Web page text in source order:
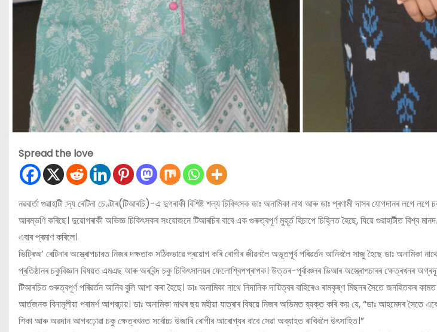
Spread the love
নৱবাৰ্তা গুৱাহাটী :দ্য ৰেটিনা চেণ্টাৰ(টিআৰচি)-এ দুগৰাকী বিশিষ্ট শল্য চিকিৎসক ডাঃ অনামিকা নাথ আৰু ডাঃ প্ৰণামী দাসৰ যোগদানৰ লগে
আৰম্ভণি কৰিছে। দুয়োগৰাকী অভিজ্ঞ চিকিৎসকৰ সংযোজনে টিআৰচিৰ বাবে এক গুৰুত্বপূৰ্ণ মুহূৰ্ত হিচাপে চিহ্নিত হৈছে, যিয়ে গুৱাহাটীত বিশ্ব
এবাৰ প্ৰমাণ কৰিলে।
ভিট্ৰিঅ’ ৰেটিনাৰ অস্ত্ৰোপচাৰত নিজৰ দক্ষতাক সঠিকভাৱে প্ৰয়োগ কৰি ৰোগীৰ জীৱনলৈ অভূতপূৰ্ব পৰিৱৰ্তন আনিবলৈ সাজু হৈছে ডাঃ অনামিকা
প্ৰতিষ্ঠানৰ চকুবিজ্ঞান বিষয়ত এমএছ আৰু অৰবিন্দ চকু চিকিৎসালয়ৰ ফেলোশ্বিপপ্ৰাপক। উত্তৰ-পূৰ্বাঞ্চলৰ ভিআৰ অস্ত্ৰোপচাৰৰ ক্ষেত্ৰখনৰ
টিআৰচিত গুৰুত্বপূৰ্ণ পৰিৱৰ্তন আনিব বুলি আশা কৰা হৈছে। ডাঃ অনামিকা নাথে নিদানিক দায়িত্বৰ বাহিৰেও ৰামকৃষ্ণ মিছনৰ সৈতে জনহিতকৰ
আৰ্তজনক বিনামূলীয়া পৰামৰ্শ আগবঢ়ায়। ডাঃ অনামিকা নাথৰ ছয় মহীয়া যাত্ৰাৰ বিষয়ে নিজৰ অভিমত ব্যক্ত কৰি কয় যে, “ডাঃ আহমেদৰ সৈতে
শিকা আৰু অৱদান আগবঢ়োৱা চকু ক্ষেত্ৰখনত সৰ্বোচ্চ উজাৰি ৰোগীৰ আৰোগ্যৰ বাবে সেৱা অব্যাহত ৰাখিবলৈ উৎসাহিত।”